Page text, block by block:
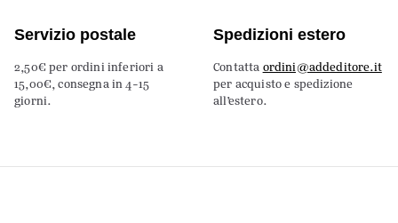
Servizio postale
2,50€ per ordini inferiori a
15,00€, consegna in 4-15
giorni.
Spedizioni estero
Contatta ordini@addeditore.it
per acquisto e spedizione
all’estero.